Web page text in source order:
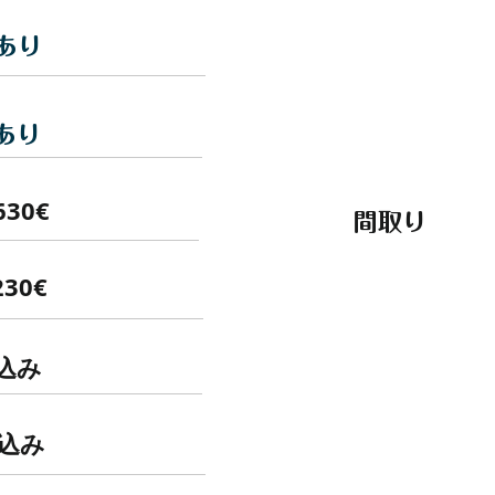
り
り
み
み
間取り